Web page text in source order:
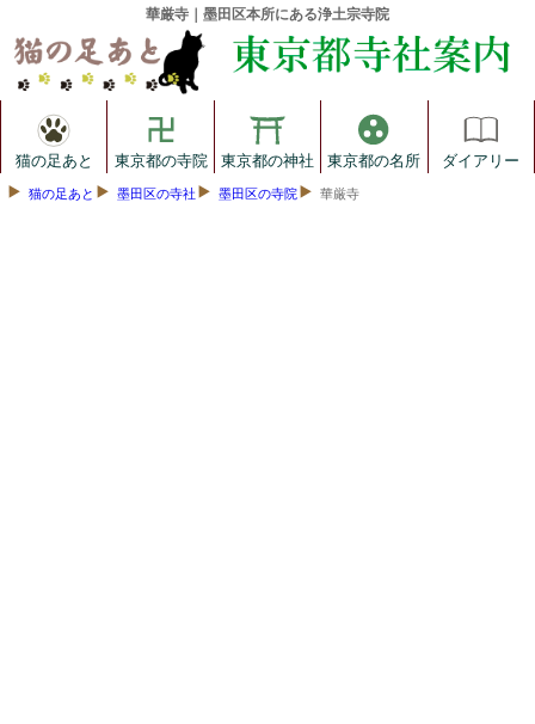
華厳寺｜墨田区本所にある浄土宗寺院
猫の足あと 東京都の寺院 東京都の神社 東京都の名所 ダイアリー
猫の足あと 墨田区の寺社 墨田区の寺院 華厳寺